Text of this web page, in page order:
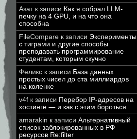
Азатк записи Как я собрал LLM-
печку на 4 GPU, и на что она
способна
FileCompare к записи Эксперименты
с тиграми и другие способы
преподавать программирование
студентам, которым скучно
Феликс к записи База данных
простых чисел до ста миллиардов
на коленке
v4f к записи Перебор IP-адресов на
хостинге — и как с этим бороться
amarakin к записи Альтернативный
список заблокированных в РФ
ресурсов Re:filter